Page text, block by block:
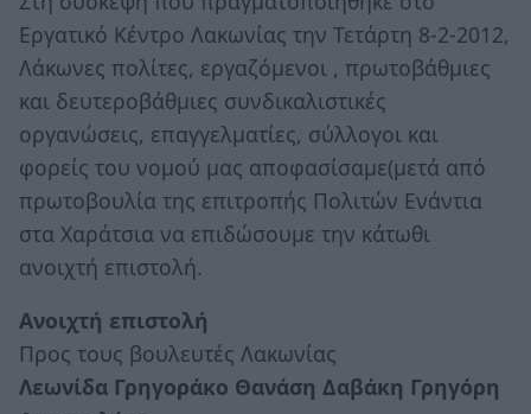
Εργατικό Κέντρο Λακωνίας την Τετάρτη 8-2-2012,
Λάκωνες πολίτες, εργαζόμενοι , πρωτοβάθμιες
και δευτεροβάθμιες συνδικαλιστικές
οργανώσεις, επαγγελματίες, σύλλογοι και
φορείς του νομού μας αποφασίσαμε(μετά από
πρωτοβουλία της επιτροπής Πολιτών Ενάντια
στα Χαράτσια να επιδώσουμε την κάτωθι
ανοιχτή επιστολή.
Ανοιχτή επιστολή
Προς τους βουλευτές Λακωνίας
Λεωνίδα Γρηγοράκο Θανάση Δαβάκη Γρηγόρη